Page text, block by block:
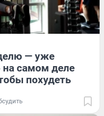
— уже
на самом деле
похудеть